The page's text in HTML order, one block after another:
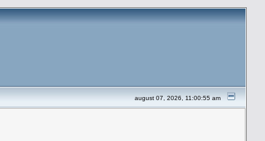
august 07, 2026, 11:00:55 am